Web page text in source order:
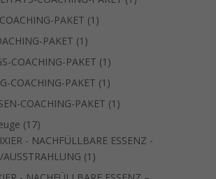
PAKET 1 1
PAKET 1 1
Produkt
COACHING-PAKET 1 1
Produkt
COACHING-PAKET 1 1
Produkt
COACHING-PAKET 1 1
1717
Produkte
- NACHFÜLLBARE ESSENZ -
AUSSTRAHLUNG 1 1
Produkt